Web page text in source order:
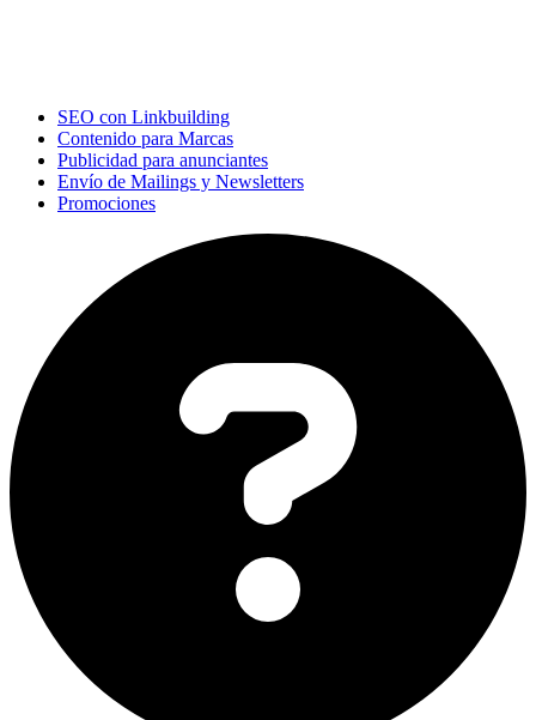
SEO con Linkbuilding
Contenido para Marcas
Publicidad para anunciantes
Envío de Mailings y Newsletters
Promociones